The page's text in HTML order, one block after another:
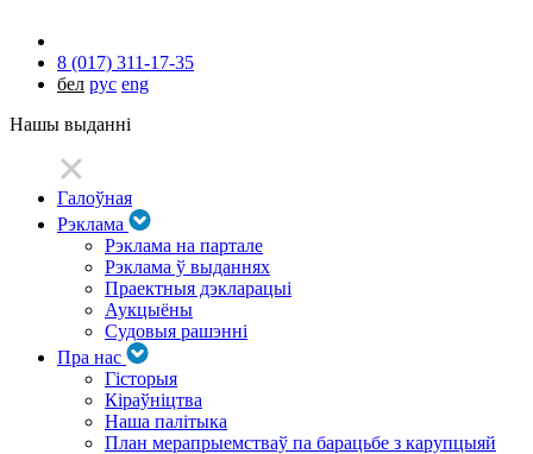
8 (017) 311-17-35
бел рус eng
Нашы выданні
Галоўная
Рэклама
Рэклама на партале
Рэклама ў выданнях
Праектныя дэкларацыі
Аукцыёны
Судовыя рашэнні
Пра нас
Гісторыя
Кіраўніцтва
Наша палітыка
План мерапрыемстваў па барацьбе з карупцыяй